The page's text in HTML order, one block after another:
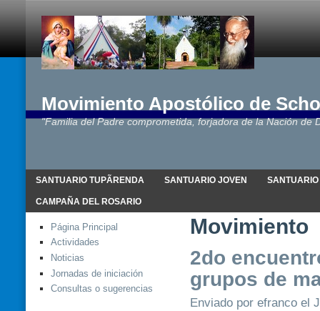
Movimiento Apostólico de
"Familia del Padre comprometida, forjadora de la Nación de
SANTUARIO TUPÃRENDA SANTUARIO JOVEN
CAMPAÑA DEL ROSARIO
Página Principal
Actividades
Noticias
Jornadas de iniciación
Consultas o sugerencias
Movimiento
2do
grupos de
Enviado por efranco el